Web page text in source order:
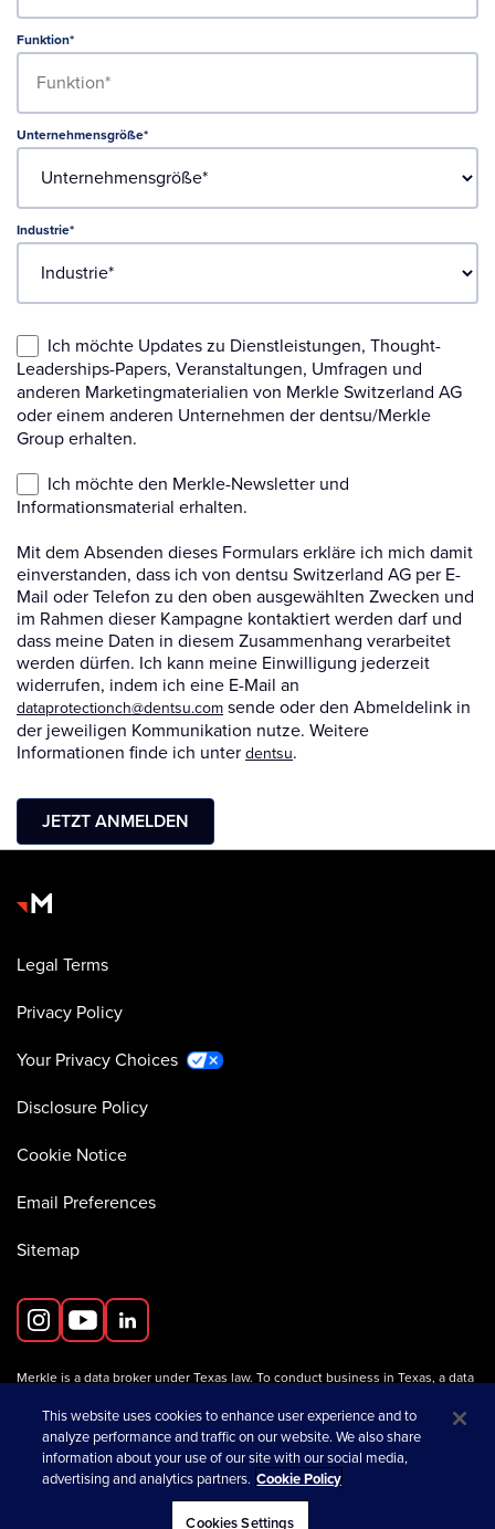
Legal Terms
Privacy Policy
Your Privacy Choices
Disclosure Policy
Cookie Notice
Email Preferences
Sitemap
Merkle is a data broker under Texas law. To conduct business in Texas, a data
Information about data broker registrants is available on the
Texas SOS website.
This website uses cookies to enhance user experience and to
analyze performance and traffic on our website. We also share
information about your use of our site with our social media,
advertising and analytics partners. Cookie Policy
Cookies Settings